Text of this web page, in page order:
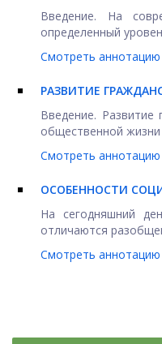
Введение. На
определенный
Смотреть аннотацию
РАЗВИТИЕ
Введение.
общественной жизни
Смотреть аннотацию
ОСОБЕННОСТИ
На сегодняшний
отличаются
Смотреть аннотацию